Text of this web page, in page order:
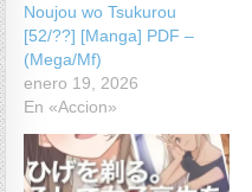
Noujou wo Tsukurou
[52/??] [Manga] PDF –
(Mega/Mf)
enero 19, 2026
En «Accion»